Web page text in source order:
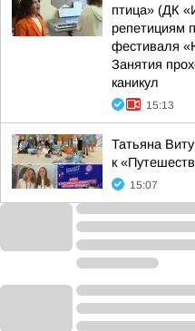
птица» (ДК
репетициям
фестиваля
Занятия
каникул
15:13
Татьяна
к
15:07